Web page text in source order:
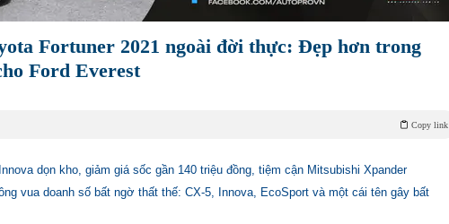
Fortuner 2021 ngoài đời thực: Đẹp hơn trong
Ford Everest
Copy link
dọn kho, giảm giá sốc gần 140 triệu đồng, tiệm cận Mitsubishi Xpander
vua doanh số bất ngờ thất thế: CX-5, Innova, EcoSport và một cái tên gây bất